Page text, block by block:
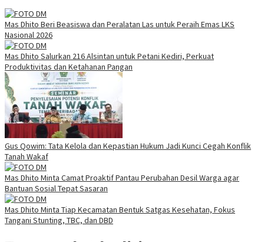
Mas Dhito Beri Beasiswa dan Peralatan Las untuk Peraih Emas LKS
Nasional 2026
Mas Dhito Salurkan 216 Alsintan untuk Petani Kediri, Perkuat
Produktivitas dan Ketahanan Pangan
Gus Qowim: Tata Kelola dan Kepastian Hukum Jadi Kunci Cegah Konflik
Tanah Wakaf
Mas Dhito Minta Camat Proaktif Pantau Perubahan Desil Warga agar
Bantuan Sosial Tepat Sasaran
Mas Dhito Minta Tiap Kecamatan Bentuk Satgas Kesehatan, Fokus
Tangani Stunting, TBC, dan DBD